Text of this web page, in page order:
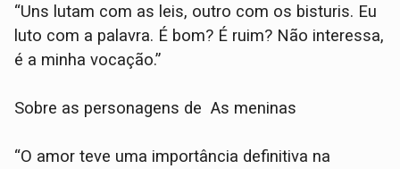
“Uns lutam com as leis, outro com os bisturis. Eu
luto com a palavra. É bom? É ruim? Não interessa,
é a minha vocação.”
Sobre as personagens de As meninas
“O amor teve uma importância definitiva na